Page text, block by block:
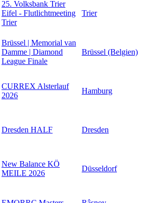
25. Volksbank Trier
Eifel - Flutlichtmeeting
Trier
Trier
Brüssel | Memorial van
Damme | Diamond
League Finale
Brüssel (Belgien)
CURREX Alsterlauf
2026
Hamburg
Dresden HALF Dresden
New Balance KÖ
MEILE 2026
Düsseldorf